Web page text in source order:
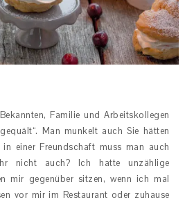
Familie und Arbeitskollegen
Man munkelt auch Sie hätten
einer Freundschaft muss man auch
nicht auch? Ich hatte unzählige
mir gegenüber sitzen, wenn ich mal
vor mir im Restaurant oder zuhause